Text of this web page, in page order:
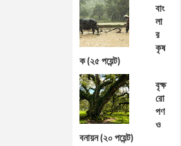
বাং
লা
র
কৃষ
ক (২৫ পয়েন্ট)
বৃক্ষ
রো
পণ
ও
বনায়ন (২০ পয়েন্ট)